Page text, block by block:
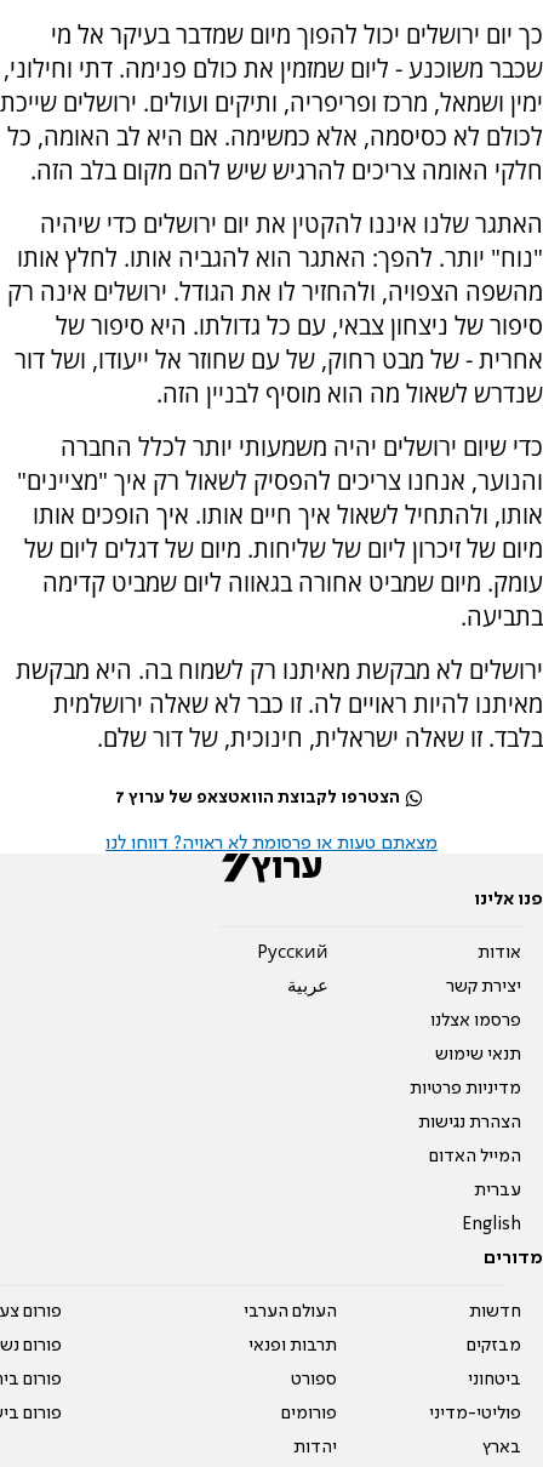
כך יום ירושלים יכול להפוך מיום שמדבר בעיקר אל מי
שכבר משוכנע - ליום שמזמין את כולם פנימה. דתי וחילוני,
ימין ושמאל, מרכז ופריפריה, ותיקים ועולים. ירושלים שייכת
לכולם לא כסיסמה, אלא כמשימה. אם היא לב האומה, כל
חלקי האומה צריכים להרגיש שיש להם מקום בלב הזה.
האתגר שלנו איננו להקטין את יום ירושלים כדי שיהיה
"נוח" יותר. להפך: האתגר הוא להגביה אותו. לחלץ אותו
מהשפה הצפויה, ולהחזיר לו את הגודל. ירושלים אינה רק
סיפור של ניצחון צבאי, עם כל גדולתו. היא סיפור של
אחרית - של מבט רחוק, של עם שחוזר אל ייעודו, ושל דור
שנדרש לשאול מה הוא מוסיף לבניין הזה.
כדי שיום ירושלים יהיה משמעותי יותר לכלל החברה
והנוער, אנחנו צריכים להפסיק לשאול רק איך "מציינים"
אותו, ולהתחיל לשאול איך חיים אותו. איך הופכים אותו
מיום של זיכרון ליום של שליחות. מיום של דגלים ליום של
עומק. מיום שמביט אחורה בגאווה ליום שמביט קדימה
בתביעה.
ירושלים לא מבקשת מאיתנו רק לשמוח בה. היא מבקשת
מאיתנו להיות ראויים לה. זו כבר לא שאלה ירושלמית
בלבד. זו שאלה ישראלית, חינוכית, של דור שלם.
הצטרפו לקבוצת הוואטצאפ של ערוץ 7
מצאתם טעות או פרסומת לא ראויה? דווחו לנו
פנו אלינו
אודות
יצירת קשר
פרסמו אצלנו
תנאי שימוש
מדיניות פרטיות
הצהרת נגישות
המייל האדום
עברית
English
Pусский
عربية
מדורים
חדשות
מבזקים
ביטחוני
פוליטי-מדיני
בארץ
העולם הערבי
תרבות ופנאי
ספורט
פורומים
יהדות
פורום
פורום
פורום
פורום